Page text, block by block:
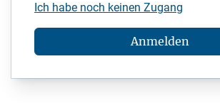
Ich habe noch keinen Zugang
Anmelden